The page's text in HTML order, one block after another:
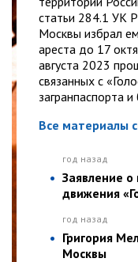
статьи 284.1 УК
Москвы избрал
ареста до 17
августа 2023
связанных с
загранпаспорта
Все материалы
год назад
Заявление
движения
год назад
Григория
Москвы